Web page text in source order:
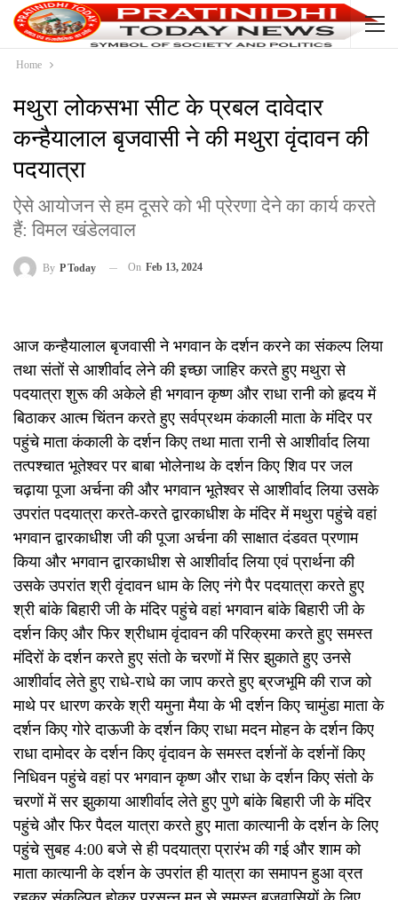
Home
मथुरा लोकसभा सीट के प्रबल दावेदार
कन्हैयालाल बृजवासी ने की मथुरा वृंदावन की
पदयात्रा
ऐसे आयोजन से हम दूसरे को भी प्रेरणा देने का कार्य करते
हैं: विमल खंडेलवाल
By P Today On Feb 13, 2024
आज कन्हैयालाल बृजवासी ने भगवान के दर्शन करने का संकल्प लिया
तथा संतों से आशीर्वाद लेने की इच्छा जाहिर करते हुए मथुरा से
पदयात्रा शुरू की अकेले ही भगवान कृष्ण और राधा रानी को हृदय में
बिठाकर आत्म चिंतन करते हुए सर्वप्रथम कंकाली माता के मंदिर पर
पहुंचे माता कंकाली के दर्शन किए तथा माता रानी से आशीर्वाद लिया
तत्पश्चात भूतेश्वर पर बाबा भोलेनाथ के दर्शन किए शिव पर जल
चढ़ाया पूजा अर्चना की और भगवान भूतेश्वर से आशीर्वाद लिया उसके
उपरांत पदयात्रा करते-करते द्वारकाधीश के मंदिर में मथुरा पहुंचे वहां
भगवान द्वारकाधीश जी की पूजा अर्चना की साक्षात दंडवत प्रणाम
किया और भगवान द्वारकाधीश से आशीर्वाद लिया एवं प्रार्थना की
उसके उपरांत श्री वृंदावन धाम के लिए नंगे पैर पदयात्रा करते हुए
श्री बांके बिहारी जी के मंदिर पहुंचे वहां भगवान बांके बिहारी जी के
दर्शन किए और फिर श्रीधाम वृंदावन की परिक्रमा करते हुए समस्त
मंदिरों के दर्शन करते हुए संतो के चरणों में सिर झुकाते हुए उनसे
आशीर्वाद लेते हुए राधे-राधे का जाप करते हुए ब्रजभूमि की राज को
माथे पर धारण करके श्री यमुना मैया के भी दर्शन किए चामुंडा माता के
दर्शन किए गोरे दाऊजी के दर्शन किए राधा मदन मोहन के दर्शन किए
राधा दामोदर के दर्शन किए वृंदावन के समस्त दर्शनों के दर्शनों किए
निधिवन पहुंचे वहां पर भगवान कृष्ण और राधा के दर्शन किए संतो के
चरणों में सर झुकाया आशीर्वाद लेते हुए पुणे बांके बिहारी जी के मंदिर
पहुंचे और फिर पैदल यात्रा करते हुए माता कात्यानी के दर्शन के लिए
पहुंचे सुबह 4:00 बजे से ही पदयात्रा प्रारंभ की गई और शाम को
माता कात्यानी के दर्शन के उपरांत ही यात्रा का समापन हुआ व्रत